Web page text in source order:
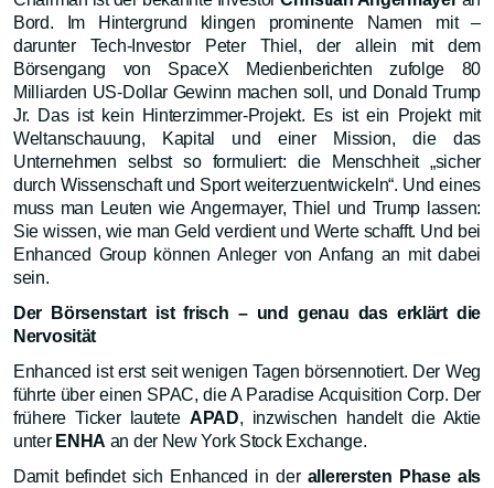
Bord. Im Hintergrund klingen prominente Namen mit –
darunter Tech-Investor Peter Thiel, der allein mit dem
Börsengang von SpaceX Medienberichten zufolge 80
Milliarden US-Dollar Gewinn machen soll, und Donald Trump
Jr. Das ist kein Hinterzimmer-Projekt. Es ist ein Projekt mit
Weltanschauung, Kapital und einer Mission, die das
Unternehmen selbst so formuliert: die Menschheit „sicher
durch Wissenschaft und Sport weiterzuentwickeln“. Und eines
muss man Leuten wie Angermayer, Thiel und Trump lassen:
Sie wissen, wie man Geld verdient und Werte schafft. Und bei
Enhanced Group können Anleger von Anfang an mit dabei
sein.
Der Börsenstart ist frisch – und genau das erklärt die
Nervosität
Enhanced ist erst seit wenigen Tagen börsennotiert. Der Weg
führte über einen SPAC, die A Paradise Acquisition Corp. Der
frühere Ticker lautete APAD, inzwischen handelt die Aktie
unter ENHA an der New York Stock Exchange.
Damit befindet sich Enhanced in der allerersten Phase als